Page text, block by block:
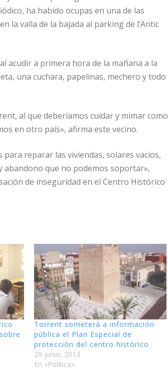
ha habido ocupas en una de las
la valla de la bajada al parking de l’Antic
acudir a primera hora de la mañana a la
una cuchara, papelinas, mechero y todo
al que deberíamos cuidar y mimar como
en otro país», afirma este vecino.
para reparar las viviendas, solares vacíos,
abandono que no podemos soportar»,
de inseguridad en el Centro Histórico
Torrent someterá a información
pública el Plan Especial de
protección del centro histórico
29 junio, 2013
En «Política»